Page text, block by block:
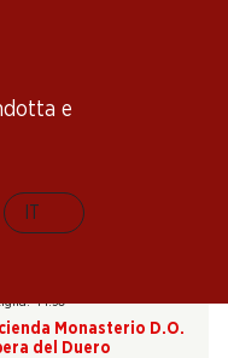
e
online!
44.50
Monasterio D.O.
del Duero